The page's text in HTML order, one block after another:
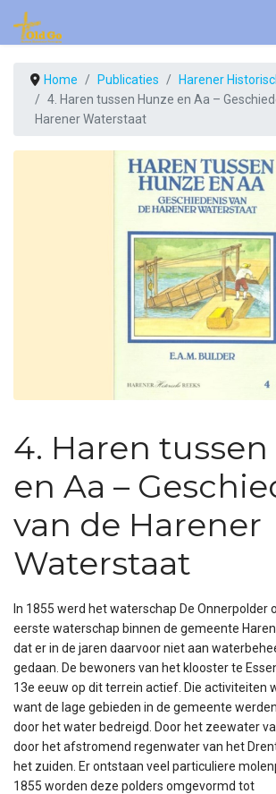
Home Publicaties
Harener
4. Haren tussen Hunze en Aa –
Harener Waterstaat
4. Haren
en Aa –
van de Harener
Waterstaat
In 1855 werd het waterschap De Onnerpolder
eerste waterschap binnen de gemeente
dat er in de jaren daarvoor niet aan
gedaan. De bewoners van het klooster te
13e eeuw op dit terrein actief. Die activiteiten
want de lage gebieden in de gemeente
door het water bedreigd. Door het zeewater
door het afstromend regenwater van het
het zuiden. Er ontstaan veel particuliere
1855 worden deze polders omgevormd tot